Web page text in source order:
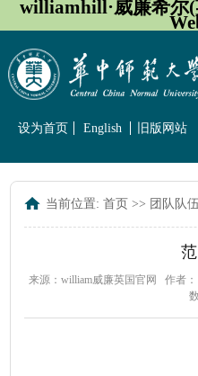
williamhill·威廉希尔
设为首页 English 旧版网站
当前位置:首页 >> 团队队伍
来源：william威廉英国官网 作者：